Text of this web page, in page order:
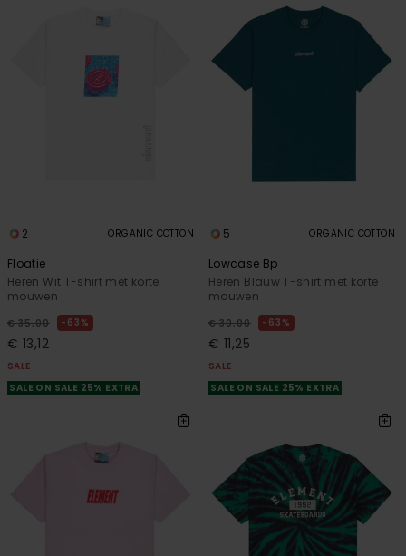
2 ORGANIC COTTON
Floatie
Heren Wit T-shirt met korte
mouwen
€ 35,00 63%
€ 13,12
SALE
SALE ON SALE 25% EXTRA
5 ORGANIC COTTON
Lowcase Bp
Heren Blauw T-shirt met korte
mouwen
€ 30,00 63%
€ 11,25
SALE
SALE ON SALE 25% EXTRA